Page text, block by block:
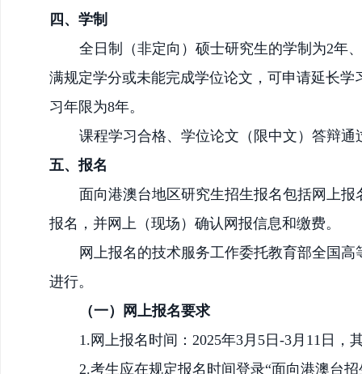
四、学制
全日制（非定向） 硕士研究生的学制为2年
满规定学分或未能完成学位论文，可申请延长
习年限为8年。
课程学习合格、学位论文（限中文）答辩
五、报名
面向港澳台地区研究生招生报名包括网上报
报名，并网上 （现场 ） 确认网报信息和缴费。
网上报名的技术服务工作委托教育部全国
进行。
（一）网上报名要求
1.网上报名时间： 2025年3月5日-3月11日，
2.考生应在规定报名时间登录“面向港澳台